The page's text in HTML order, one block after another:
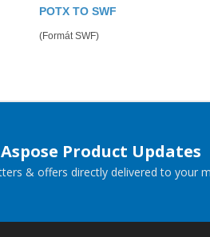
POTX TO SWF
(Formát SWF)
Product Updates
& offers directly delivered to your